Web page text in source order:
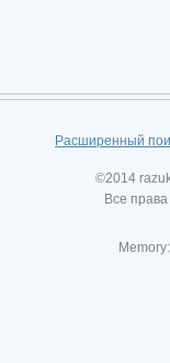
Расширенный
©2014
Все